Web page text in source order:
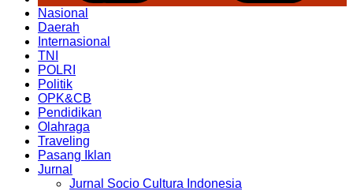
Nasional
Daerah
Internasional
TNI
POLRI
Politik
OPK&CB
Pendidikan
Olahraga
Traveling
Pasang Iklan
Jurnal
Jurnal Socio Cultura Indonesia